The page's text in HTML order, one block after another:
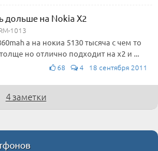
дольше на Nokia X2
1013
а на нокиа 5130 тысяча с чем то
но отлично подходит на х2 и ...
68 4 18 сентября 2011
4 заметки